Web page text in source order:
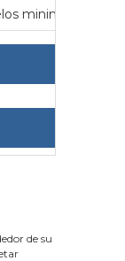
minimalistas y
de su